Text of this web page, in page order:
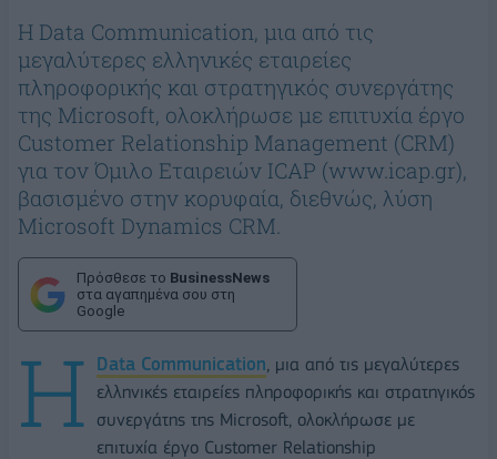
H Data Communication, μια από τις
μεγαλύτερες ελληνικές εταιρείες
πληροφορικής και στρατηγικός συνεργάτης
της Microsoft, ολοκλήρωσε με επιτυχία έργο
Customer Relationship Management (CRM)
για τον Όμιλο Εταιρειών ICAP (www.icap.gr),
βασισμένο στην κορυφαία, διεθνώς, λύση
Microsoft Dynamics CRM.
Πρόσθεσε το BusinessNews
στα αγαπημένα σου στη
Google
H Data Communication , μια από τις μεγαλύτερες
ελληνικές εταιρείες πληροφορικής και στρατηγικός
συνεργάτης της Microsoft, ολοκλήρωσε με
επιτυχία έργο Customer Relationship